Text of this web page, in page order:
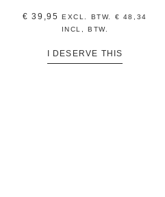
€ 39,95 EXCL. BTW. € 48,34
INCL, BTW.
I DESERVE THIS